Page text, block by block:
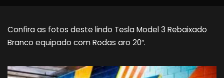
Confira as fotos deste lindo Tesla Model 3 Rebaixado
Branco equipado com Rodas aro 20″.